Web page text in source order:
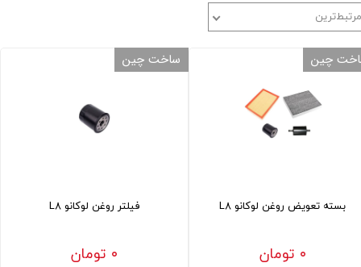
مرتبط‌ترین
بسته تعویض روغن لوکانو L8
۰ تومان
چین
فیلتر روغن لوکانو L8
۰ تومان
ساخت چین